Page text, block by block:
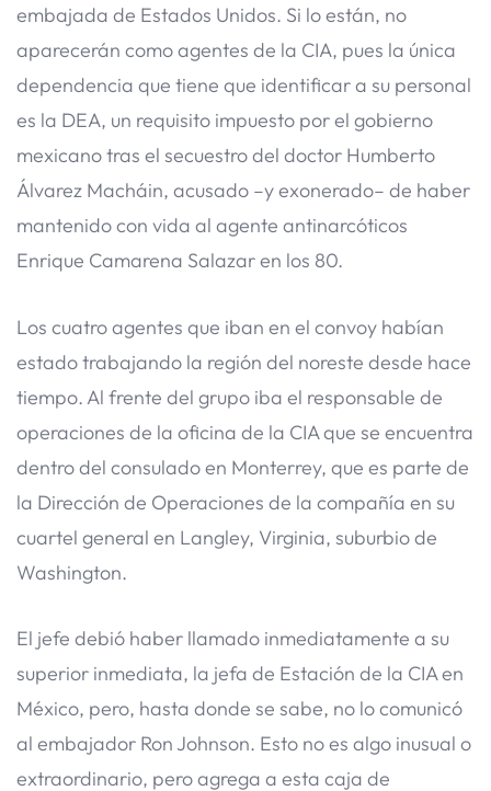
embajada de Estados Unidos. Si lo están, no
aparecerán como agentes de la CIA, pues la única
dependencia que tiene que identificar a su personal
es la DEA, un requisito impuesto por el gobierno
mexicano tras el secuestro del doctor Humberto
Álvarez Macháin, acusado –y exonerado– de haber
mantenido con vida al agente antinarcóticos
Enrique Camarena Salazar en los 80.
Los cuatro agentes que iban en el convoy habían
estado trabajando la región del noreste desde hace
tiempo. Al frente del grupo iba el responsable de
operaciones de la oficina de la CIA que se encuentra
dentro del consulado en Monterrey, que es parte de
la Dirección de Operaciones de la compañía en su
cuartel general en Langley, Virginia, suburbio de
Washington.
El jefe debió haber llamado inmediatamente a su
superior inmediata, la jefa de Estación de la CIA en
México, pero, hasta donde se sabe, no lo comunicó
al embajador Ron Johnson. Esto no es algo inusual o
extraordinario, pero agrega a esta caja de